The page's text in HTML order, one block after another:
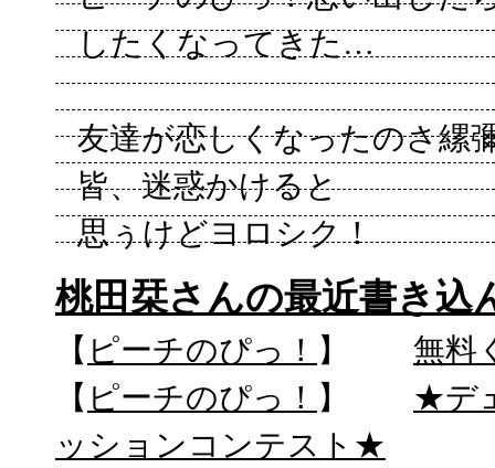
したくなってきた…
友達が恋しくなったのさ縲
皆、迷惑かけると
思ぅけどヨロシク！
桃田栞さんの最近書き込
【 ピーチのぴっ！ 】 無料
【 ピーチのぴっ！ 】 ★デ
ッションコンテスト★